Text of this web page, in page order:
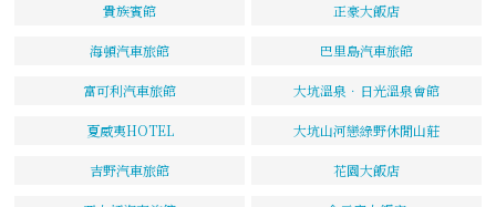
貴族賓館 正豪大飯店
海頓汽車旅館 巴里島汽車旅館
富可利汽車旅館 大坑溫泉．日光溫泉會館
夏威夷HOTEL 大坑山河戀綠野休閒山莊
吉野汽車旅館 花園大飯店